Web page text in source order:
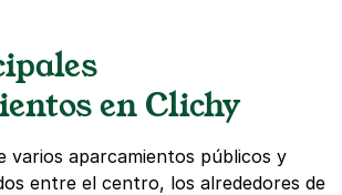
en Clichy
varios aparcamientos públicos y
entre el centro, los alrededores de